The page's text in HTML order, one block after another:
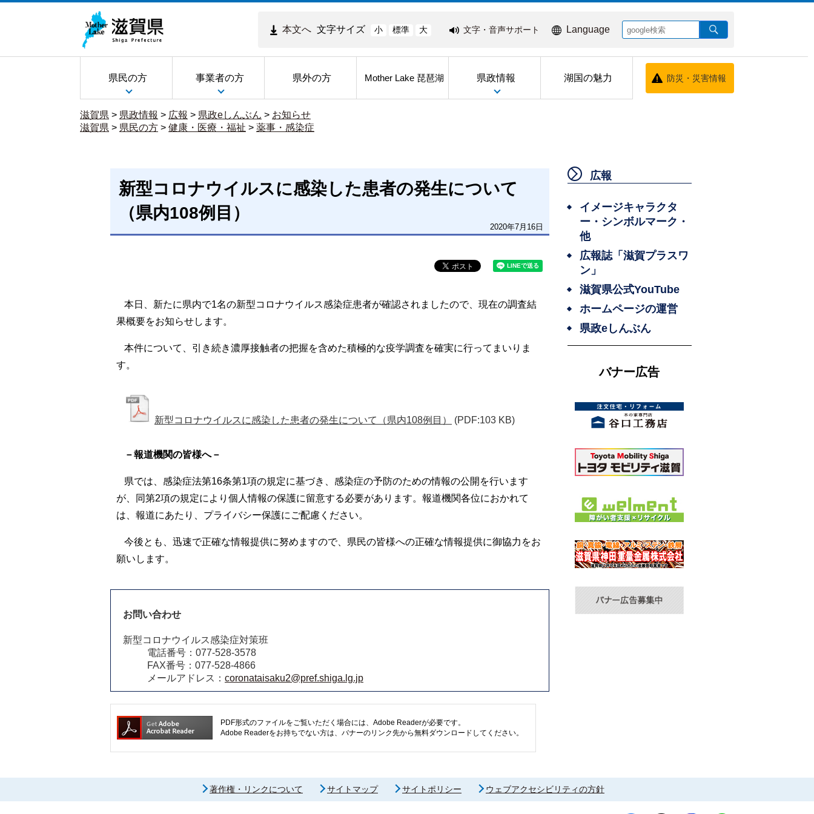
本文へ 文字サイズ 小 標準 大 文字・音声サポート Language
県民の方 事業者の方 県外の方 Mother Lake 琵琶湖 県政情報 湖国の魅力 防災・災害情報
滋賀県 > 県政情報 > 広報 > 県政eしんぶん > お知らせ
滋賀県 > 県民の方 > 健康・医療・福祉 > 薬事・感染症
新型コロナウイルスに感染した患者の発生について
（県内108例目）
2020年7月16日
本日、新たに県内で1名の新型コロナウイルス感染症患者が確認されましたので、現在の調査結
果概要をお知らせします。
本件について、引き続き濃厚接触者の把握を含めた積極的な疫学調査を確実に行ってまいりま
す。
新型コロナウイルスに感染した患者の発生について（県内108例目） (PDF:103 KB)
－報道機関の皆様へ－
県では、感染症法第16条第1項の規定に基づき、感染症の予防のための情報の公開を行います
が、同第2項の規定により個人情報の保護に留意する必要があります。報道機関各位におかれて
は、報道にあたり、プライバシー保護にご配慮ください。
今後とも、迅速で正確な情報提供に努めますので、県民の皆様への正確な情報提供に御協力をお
願いします。
お問い合わせ
新型コロナウイルス感染症対策班
電話番号：077-528-3578
FAX番号：077-528-4866
メールアドレス： coronataisaku2@pref.shiga.lg.jp
PDF形式のファイルをご覧いただく場合には、Adobe Readerが必要です。
Adobe Readerをお持ちでない方は、バナーのリンク先から無料ダウンロードしてください。
広報
イメージキャラクタ
ー・シンボルマーク・
他
広報誌「滋賀プラスワ
ン」
滋賀県公式YouTube
ホームページの運営
県政eしんぶん
バナー広告
著作権・リンクについて サイトマップ サイトポリシー ウェブアクセシビリティの方針